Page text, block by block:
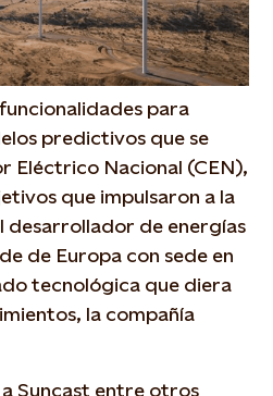
para
predictivos que se
Eléctrico Nacional (CEN),
que impulsaron a la
desarrollador de energías
de Europa con sede en
tecnológica que diera
la compañía
Suncast entre otros